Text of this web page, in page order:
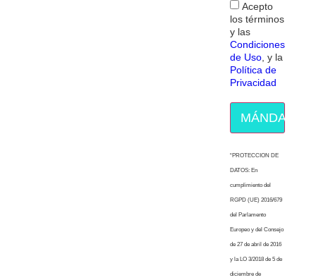
Acepto
los términos
y las
Condiciones
de Uso, y la
Política de
Privacidad
MÁNDAME
“PROTECCION DE
DATOS: En
cumplimiento del
RGPD (UE) 2016/679
del Parlamento
Europeo y del Consejo
de 27 de abril de 2016
y la LO 3/2018 de 5 de
diciembre de